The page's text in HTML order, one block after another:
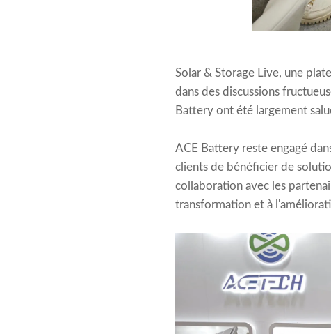
Solar & Storage Live, une
dans des discussions
Battery ont été largement
ACE Battery reste engagé
clients de bénéficier de
collaboration avec les
transformation et à